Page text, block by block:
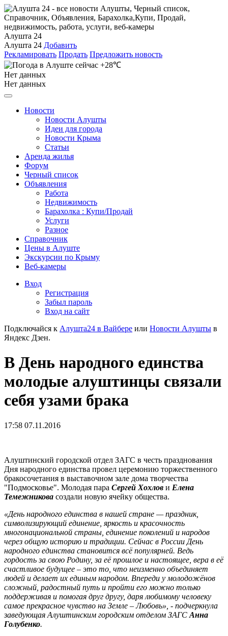
Алушта 24
Алушта 24 Добавить
Рекламировать Продать Предложить новость
+28℃
Нет данных
Нет данных
Новости
Новости Алушты
Идеи для города
Новости Крыма
Статьи
Аренда жилья
Форум
Черный список
Объявления
Работа
Недвижимость
Барахолка : Купи/Продай
Услуги
Разное
Справочник
Цены в Алуште
Экскурсии по Крыму
Веб-камеры
Вход
Регистрация
Забыл пароль
Вход на сайт
Подключайся к Алушта24 в Вайбере или Новости Алушты в
Яндекс Дзен.
В День народного единства
молодые алуштинцы связали
себя узами брака
17:58 07.11.2016
Алуштинский городской отдел ЗАГС в честь празднования
Дня народного единства провел церемонию торжественного
бракосочетания в выставочном зале дома творчества
"Подмосковье". Молодая пара Сергей Хохлов и Елена
Темежникова создали новую ячейку общества.
«День народного единства в нашей стране — праздник,
символизирующий единение, яркость и красочность
многонациональной страны, единение поколений и народов
через общую историю и традиции. Сейчас в России День
народного единства становится всё популярней. Ведь
гордость за свою Родину, за её прошлое и настоящее, вера в её
счастливое будущее – это то, что неизменно объединяет
людей и делает их единым народом. Впереди у молодожёнов
сложный, радостный путь и пройти его можно только
поддерживая и помогая друг другу, даря любимому человеку
самое прекрасное чувство на Земле – Любовь», - подчеркнула
заведующая Алуштинским городским отделом ЗАГС Анна
Голубенко.